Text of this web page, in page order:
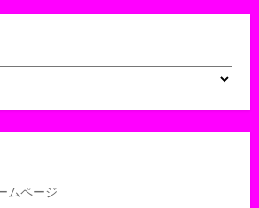
ムページ